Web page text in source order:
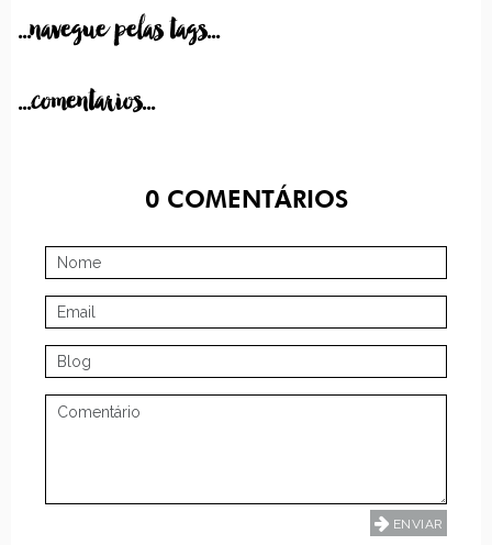
...navegue pelas tags...
...comentarios...
0COMENTÁRIOS